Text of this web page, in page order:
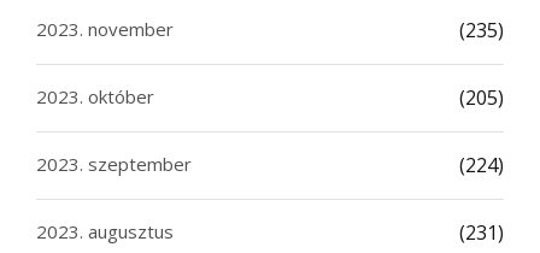
2023. november (235)
2023. október (205)
2023. szeptember (224)
2023. augusztus (231)